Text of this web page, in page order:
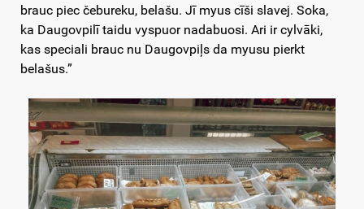
brauc piec čebureku, belašu. Jī myus cīši slavej. Soka,
ka Daugovpilī taidu vyspuor nadabuosi. Ari ir cylvāki,
kas speciali brauc nu Daugovpiļs da myusu pierkt
belašus.”